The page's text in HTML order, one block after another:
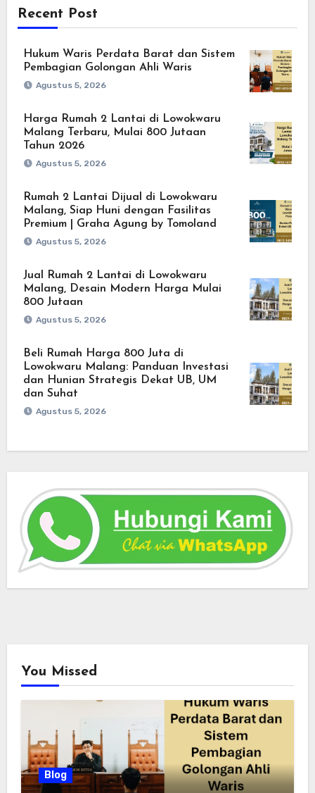
Recent Post
Hukum Waris Perdata Barat dan Sistem
Pembagian Golongan Ahli Waris
Agustus 5, 2026
Harga Rumah 2 Lantai di Lowokwaru
Malang Terbaru, Mulai 800 Jutaan
Tahun 2026
Agustus 5, 2026
Rumah 2 Lantai Dijual di Lowokwaru
Malang, Siap Huni dengan Fasilitas
Premium | Graha Agung by Tomoland
Agustus 5, 2026
Jual Rumah 2 Lantai di Lowokwaru
Malang, Desain Modern Harga Mulai
800 Jutaan
Agustus 5, 2026
Beli Rumah Harga 800 Juta di
Lowokwaru Malang: Panduan Investasi
dan Hunian Strategis Dekat UB, UM
dan Suhat
Agustus 5, 2026
You Missed
Blog